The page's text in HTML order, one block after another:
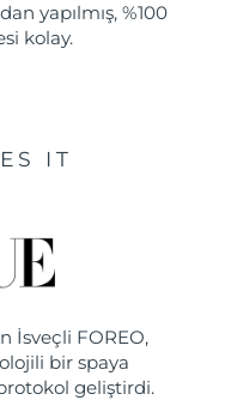
yapılmış, %100
kolay.
IT
İsveçli FOREO,
bir spaya
geliştirdi.